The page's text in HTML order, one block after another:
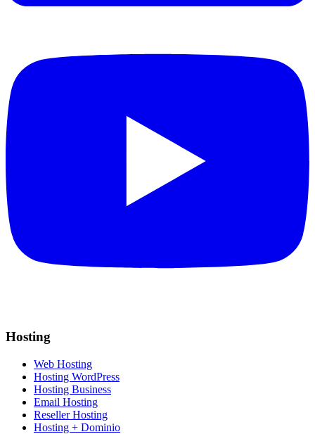
Hosting
Web Hosting
Hosting WordPress
Hosting Business
Email Hosting
Reseller Hosting
Hosting + Dominio